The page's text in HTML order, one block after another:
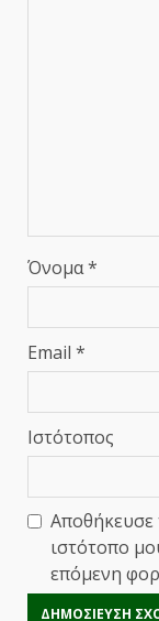
Όνομα*
Email *
Ιστότοπος
Αποθήκευσε
ιστότοπο
επόμενη